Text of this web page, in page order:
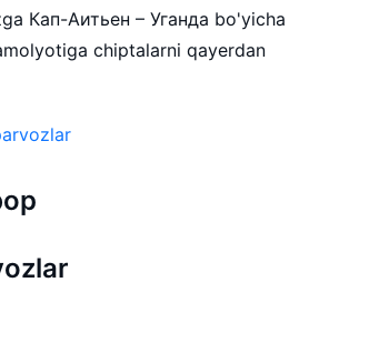
Кап-Аитьен – Уганда bo'yicha
chiptalarni qayerdan